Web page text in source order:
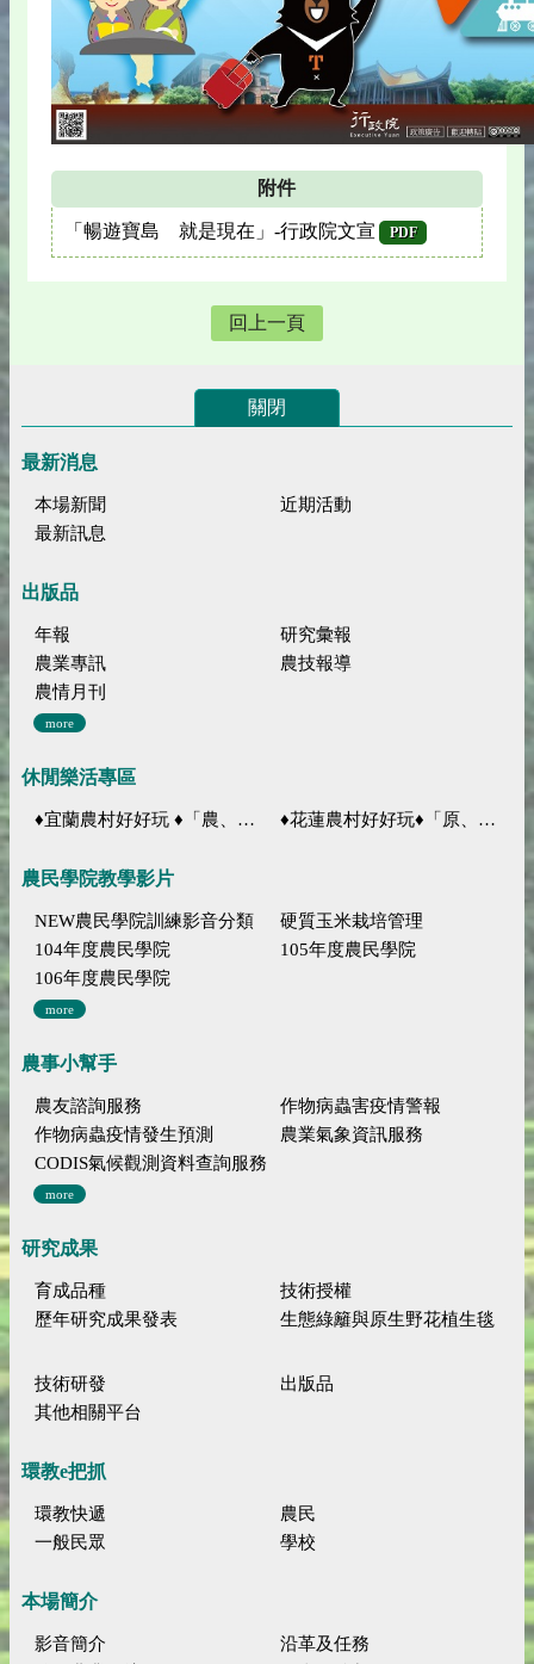
附件
「暢遊寶島 就是現在」-行政院文宣 PDF
回上一頁
關閉
最新消息
本場新聞
近期活動
最新訊息
出版品
年報
研究彙報
農業專訊
農技報導
農情月刊
more
休閒樂活專區
♦宜蘭農村好好玩 ♦「農、藝、山、水」四條遊程推薦 ♦花蓮農村好好玩♦「原、生、慢、活」四條遊程推薦
農民學院教學影片
NEW農民學院訓練影音分類
硬質玉米栽培管理
104年度農民學院
105年度農民學院
106年度農民學院
more
農事小幫手
農友諮詢服務
作物病蟲害疫情警報
作物病蟲疫情發生預測
農業氣象資訊服務
CODIS氣候觀測資料查詢服務
more
研究成果
育成品種
技術授權
歷年研究成果發表
生態綠籬與原生野花植生毯
技術研發
出版品
其他相關平台
環教e把抓
環教快遞
農民
一般民眾
學校
本場簡介
影音簡介
沿革及任務